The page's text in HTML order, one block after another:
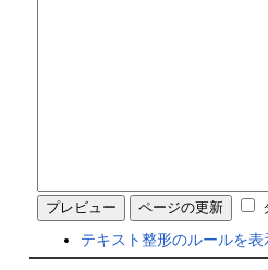
テキスト整形のルールを表